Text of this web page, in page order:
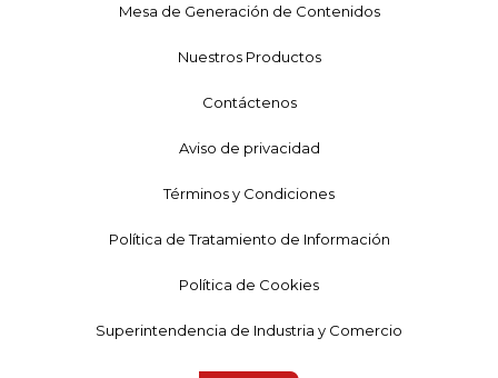
Mesa de Generación de Contenidos
Nuestros Productos
Contáctenos
Aviso de privacidad
Términos y Condiciones
Política de Tratamiento de Información
Política de Cookies
Superintendencia de Industria y Comercio